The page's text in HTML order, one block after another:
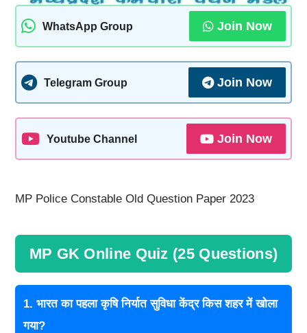
WhatsApp Group Join Now
Telegram Group Join Now
Youtube Channel Join Now
MP Police Constable Old Question Paper 2023
MP GK Online Quiz (25 Questions)
1. भारत का पहला कृषि निर्यात सुविधा केंद्र किस शहर में खोला
गया?